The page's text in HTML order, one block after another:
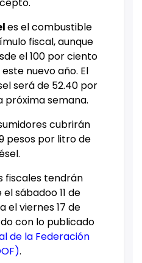
es el combustible
fiscal, aunque
el 100 por ciento
nuevo año. El
será de 52.40 por
semana.
cubrirán
pesos por litro de
fiscales tendrán
sábadoo 11 de
el viernes 17 de
con lo publicado
de la Federación
.